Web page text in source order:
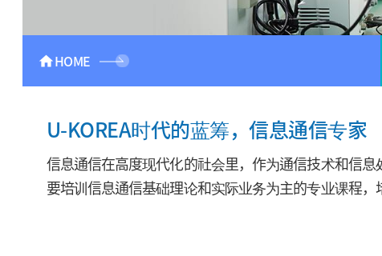
homeHOME
U-KOREA时代的蓝筹，信息通信专家
信息通信在高度现代化的社会里，作为通信技术和信
要培训信息通信基础理论和实际业务为主的专业课程，